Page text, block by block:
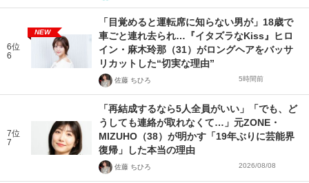
6位
6
NEW
「目覚めると運転席に知らない男が」18歳で
車ごと連れ去られ…『イタズラなKiss』ヒロ
イン・麻木玲那（31）がロングヘアをバッサ
リカットした“切実な理由”
佐藤 ちひろ 5時間前
7位
7
「再結成するなら5人全員がいい」「でも、ど
うしても連絡が取れなくて…」元ZONE・
MIZUHO（38）が明かす「19年ぶりに芸能界
復帰」した本当の理由
佐藤 ちひろ 2026/08/08